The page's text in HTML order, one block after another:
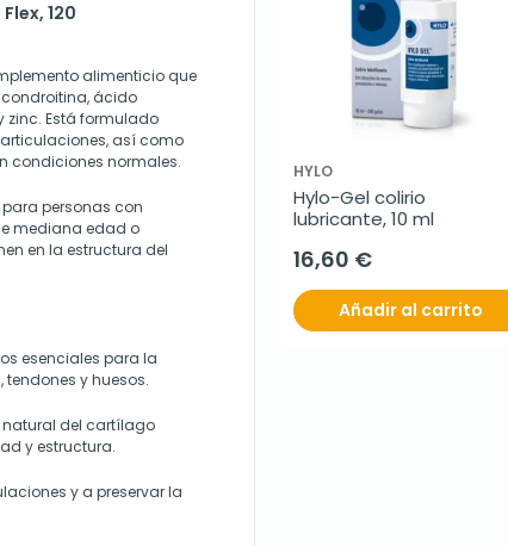
120
alimenticio que
ácido
zinc. Está formulado
así como
condiciones normales.
personas con
mediana edad o
en la estructura del
esenciales para la
y huesos.
del cartílago
y estructura.
y a preservar la
HYLO
Hylo-Gel colirio
lubricante, 10 ml
16,60 €
Añadir al carrito